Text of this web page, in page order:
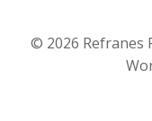
© 2026 Refranes